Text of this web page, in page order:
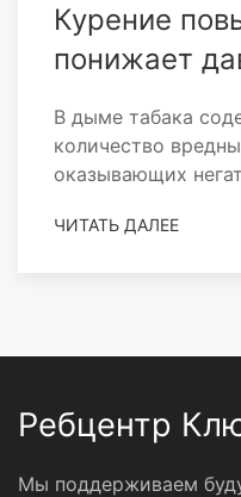
Курение
понижает
В дыме табака
количество
оказывающих
ЧИТАТЬ ДАЛЕЕ
Ребцентр
Мы поддерживаем